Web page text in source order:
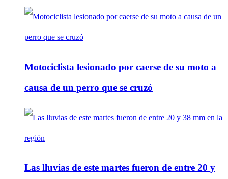
Motociclista lesionado por caerse de su moto a
causa de un perro que se cruzó
Las lluvias de este martes fueron de entre 20 y